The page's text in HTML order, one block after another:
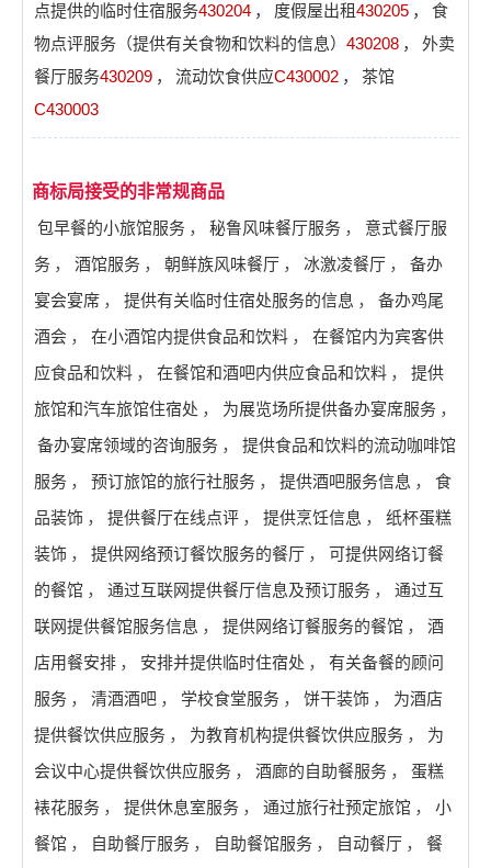
点提供的临时住宿服务430204 ， 度假屋出租430205 ，
食
物点评服务（提供有关食物和饮料的信息） 430208 ，
外卖
餐厅服务430209 ， 流动饮食供应C430002 ，
茶馆
C430003
商标局接受的非常规商品
包早餐的小旅馆服务 ， 秘鲁风味餐厅服务 ，
意式餐厅服
务 ， 酒馆服务 ， 朝鲜族风味餐厅 ， 冰激凌餐厅 ，
备办
宴会宴席 ， 提供有关临时住宿处服务的信息 ，
备办鸡尾
酒会 ， 在小酒馆内提供食品和饮料 ，
在餐馆内为宾客供
应食品和饮料 ， 在餐馆和酒吧内供应食品和饮料 ，
提供
旅馆和汽车旅馆住宿处 ， 为展览场所提供备办宴席服务 ，
备办宴席领域的咨询服务 ，
提供食品和饮料的流动咖啡馆
服务 ， 预订旅馆的旅行社服务 ， 提供酒吧服务信息 ，
食
品装饰 ， 提供餐厅在线点评 ， 提供烹饪信息 ，
纸杯蛋糕
装饰 ， 提供网络预订餐饮服务的餐厅 ，
可提供网络订餐
的餐馆 ， 通过互联网提供餐厅信息及预订服务 ，
通过互
联网提供餐馆服务信息 ， 提供网络订餐服务的餐馆 ，
酒
店用餐安排 ， 安排并提供临时住宿处 ，
有关备餐的顾问
服务 ， 清酒酒吧 ， 学校食堂服务 ， 饼干装饰 ，
为酒店
提供餐饮供应服务 ， 为教育机构提供餐饮供应服务 ，
为
会议中心提供餐饮供应服务 ， 酒廊的自助餐服务 ，
蛋糕
裱花服务 ， 提供休息室服务 ， 通过旅行社预定旅馆 ，
小
餐馆 ， 自助餐厅服务 ， 自助餐馆服务 ， 自动餐厅 ，
餐